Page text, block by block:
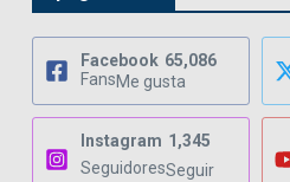
Facebook 65,086
FansMe gusta
Instagram 1,345
SeguidoresSeguir